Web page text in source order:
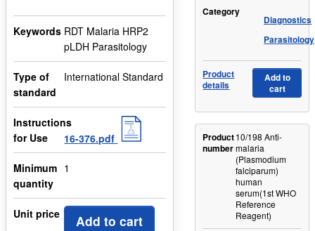
Keywords RDT Malaria HRP2
pLDH Parasitology
Type of
standard
International Standard
Instructions
for Use
16-376.pdf
Minimum
quantity
1
Unit price Add to cart
Category
Diagnostics
Parasitology
Product
details
Add to
cart
Product
number
10/198 Anti-
malaria
(Plasmodium
falciparum)
human
serum(1st WHO
Reference
Reagent)